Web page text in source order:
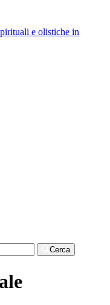
Cerca